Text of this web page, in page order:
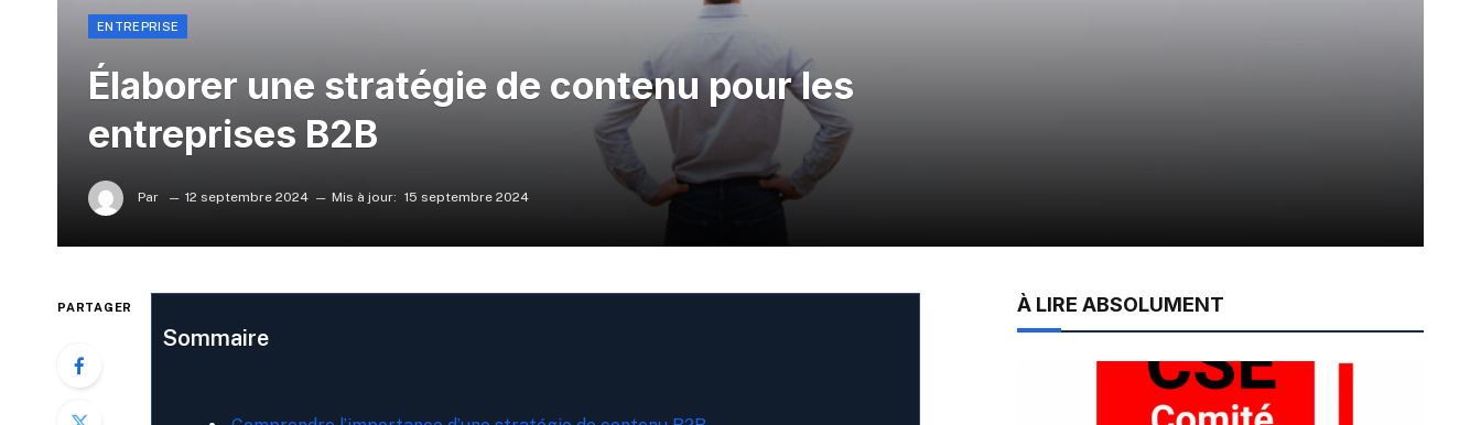
ENTREPRISE
Élaborer une stratégie de contenu pour les
entreprises B2B
Par 12 septembre 2024 Mis à jour: 15 septembre 2024
PARTAGER
Sommaire
À LIRE ABSOLUMENT